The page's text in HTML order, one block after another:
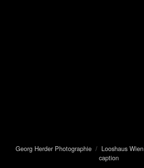
Georg Herder Photographie / Looshaus Wien
caption